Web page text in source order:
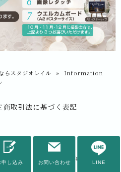
らスタジオレイル »
Information
申し込み お問い合わせ LINE
商取引法に基づく表記
りならスタジオレイル All rights Reserved.